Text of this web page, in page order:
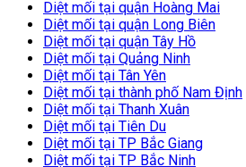
Diệt mối tại quận Hoàng Mai
Diệt mối tại quận Long Biên
Diệt mối tại quận Tây Hồ
Diệt mối tại Quảng Ninh
Diệt mối tại Tân Yên
Diệt mối tại thành phố Nam Định
Diệt mối tại Thanh Xuân
Diệt mối tại Tiên Du
Diệt mối tại TP Bắc Giang
Diệt mối tại TP Bắc Ninh